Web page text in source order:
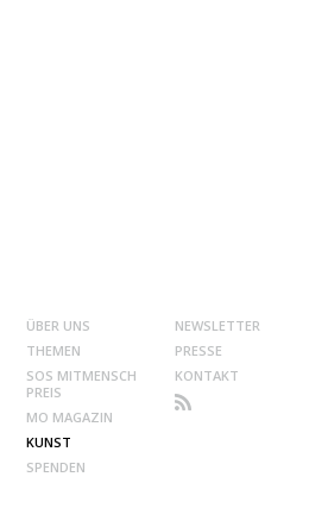
ÜBER UNS
THEMEN
SOS MITMENSCH
PREIS
MO MAGAZIN
KUNST
SPENDEN
NEWSLETTER
PRESSE
KONTAKT